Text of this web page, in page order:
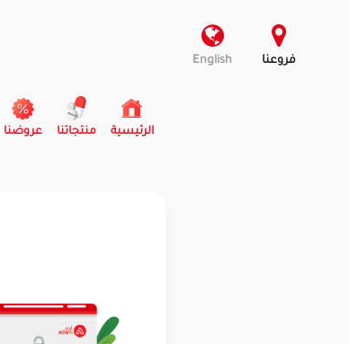
فروعنا English
الرئيسية
(current) منتجاتنا عروضنا